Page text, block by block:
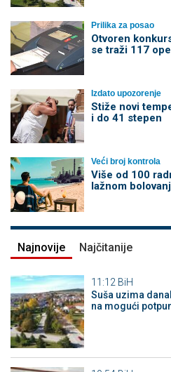
Prilika za posao
Otvoren
se traži 117
Izdato upozorenje
Stiže novi
i do 41 stepen
Veći broj kontrola
Više od 100
lažnom
Najnovije Najčitanije
11:12 BiH
Suša uzima
na mogući